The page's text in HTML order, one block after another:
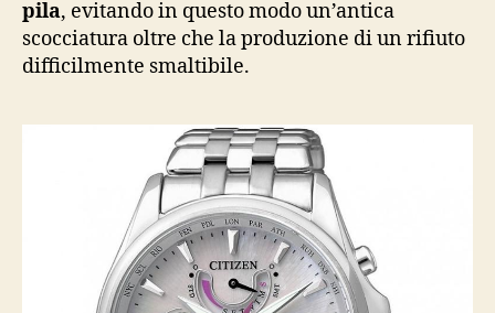
pila, evitando in questo modo un’antica
scocciatura oltre che la produzione di un rifiuto
difficilmente smaltibile.